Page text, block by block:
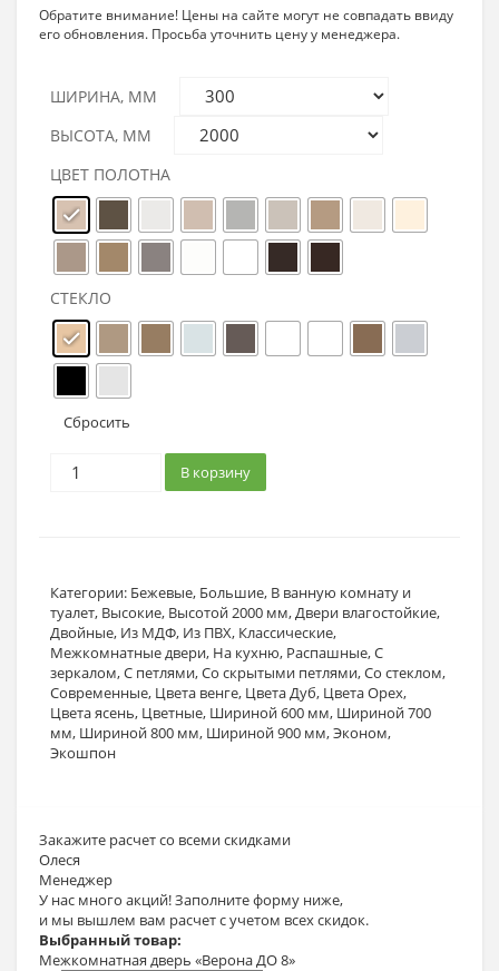
Обратите внимание! Цены на сайте могут не совпадать ввиду
его обновления. Просьба уточнить цену у менеджера.
ШИРИНА, ММ
ВЫСОТА, ММ
ЦВЕТ ПОЛОТНА
СТЕКЛО
Сбросить
В корзину
Категории: Бежевые, Большие, В ванную комнату и
туалет, Высокие, Высотой 2000 мм,Двери влагостойкие,
Двойные, Из МДФ, Из ПВХ, Классические,
Межкомнатные двери, На кухню, Распашные,С
зеркалом,С петлями,Со скрытыми петлями,Со стеклом,
Современные, Цвета венге, Цвета Дуб, Цвета Орех,
Цвета ясень, Цветные, Шириной 600 мм, Шириной 700
мм, Шириной 800 мм, Шириной 900 мм,Эконом,
Экошпон
Закажите расчетсо всеми скидками
Олеся
Менеджер
У нас много акций! Заполните форму ниже,
и мы вышлем вам расчет с учетом всех скидок.
Выбранный товар:
Межкомнатная дверь «Верона ДО 8»